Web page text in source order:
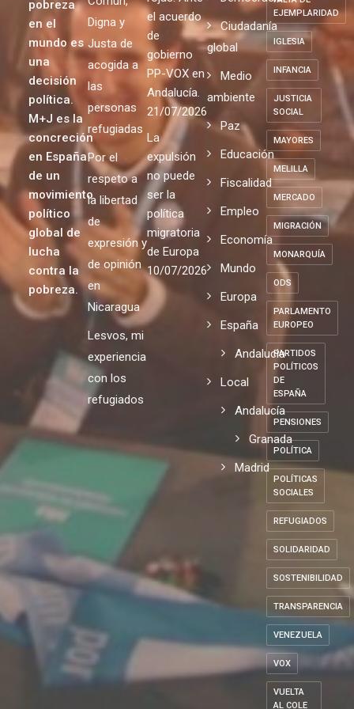
pobreza
en el
mundo es
una
decisión
política.
M+J es la
concreción
en España
de un
movimiento
político
global de
lucha
contra la
pobreza.
Digna y
Justa de
acogida a
las
personas
refugiadas
Por el
respeto a
la libertad
de
expresión y
de opinión
en
Nicaragua
Lesvos, mi
experiencia
con los
refugiados
el acuerdo
de
gobierno
PP-VOX en
Andalucía.
21/07/2026
La
expulsión
no puede
ser la
política
migratoria
de Europa
10/07/2026
Ciudadanía
global
Medio
ambiente
Paz
Educación
Fiscalidad
Empleo
Economía
Mundo
Europa
España
Andalucia
Local
Andalucía
Granada
Madrid
EJEMPLARIDAD
IGLESIA
INFANCIA
JUSTICIA
SOCIAL
MAYORES
MELILLA
MERCADO
MIGRACIÓN
MONARQUÍA
ODS
PARLAMENTO
EUROPEO
PARTIDOS
POLÍTICOS
DE
ESPAÑA
PENSIONES
POLÍTICA
POLÍTICAS
SOCIALES
REFUGIADOS
SOLIDARIDAD
SOSTENIBILIDAD
TRANSPARENCIA
VENEZUELA
VOX
VUELTA
AL COLE